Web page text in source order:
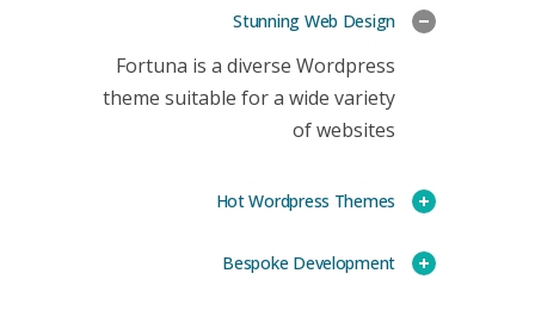
Stunning Web Design
Fortuna is a diverse Wordpress
theme suitable for a wide variety
of websites
Hot Wordpress Themes
Bespoke Development